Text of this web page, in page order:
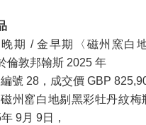
期 / 金早期〈磁州窯白
倫敦邦翰斯 2025 年
號 28，成交價 GBP
州窰白地剔黑彩牡丹紋梅
9月 9日，